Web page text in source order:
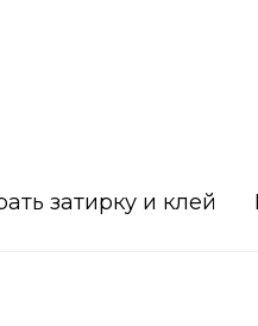
затирку и клей